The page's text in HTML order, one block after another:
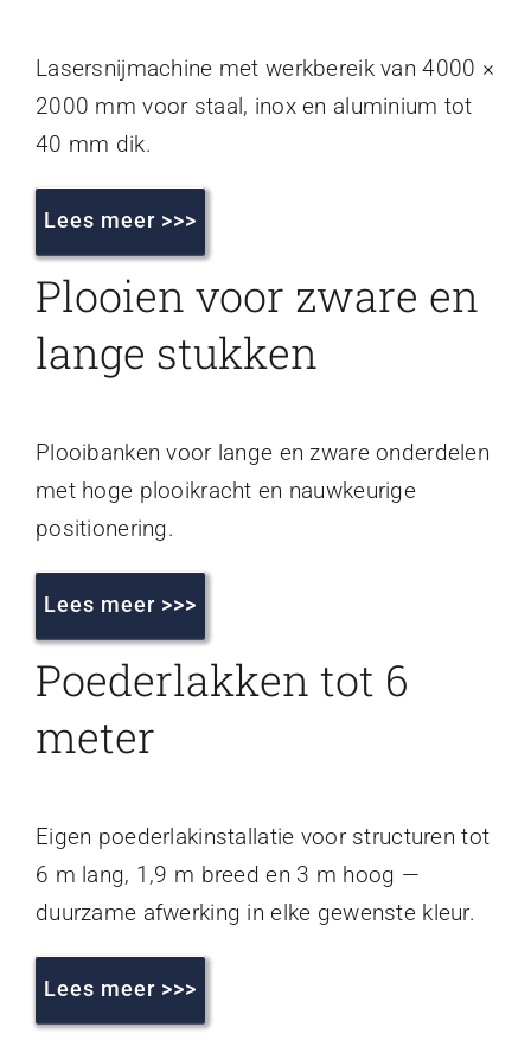
Lasersnijmachine met werkbereik van 4000 ×
2000 mm voor staal, inox en aluminium tot
40 mm dik.
Lees meer >>>
Plooien voor zware en
lange stukken
Plooibanken voor lange en zware onderdelen
met hoge plooikracht en nauwkeurige
positionering.
Lees meer >>>
Poederlakken tot 6
meter
Eigen poederlakinstallatie voor structuren tot
6 m lang, 1,9 m breed en 3 m hoog —
duurzame afwerking in elke gewenste kleur.
Lees meer >>>